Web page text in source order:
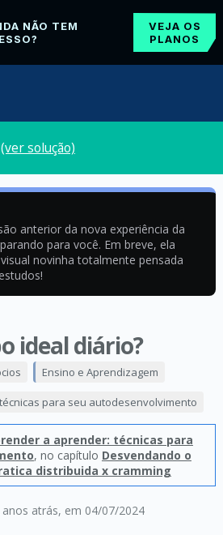
NÃO TEM
VEJA OS
PLANOS
(ver solução)
anterior da nova experiência da
para você. Em breve, ela
novinha totalmente pensada
ideal diário?
atrás, em 04/07/2024
Ensino e Aprendizagem
para seu autodesenvolvimento
a aprender: técnicas para
, no capítulo Desvendando o
distribuida x cramming